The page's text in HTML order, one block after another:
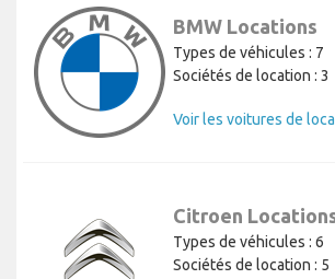
BMW Locations
Types de véhicules : 7
Sociétés de location : 3
Voir les voitures de
Citroen
Types de véhicules : 6
Sociétés de location : 5